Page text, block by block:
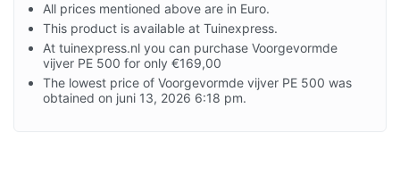
All prices mentioned above are in Euro.
This product is available at Tuinexpress.
At tuinexpress.nl you can purchase Voorgevormde
vijver PE 500 for only €169,00
The lowest price of Voorgevormde vijver PE 500 was
obtained on juni 13, 2026 6:18 pm.